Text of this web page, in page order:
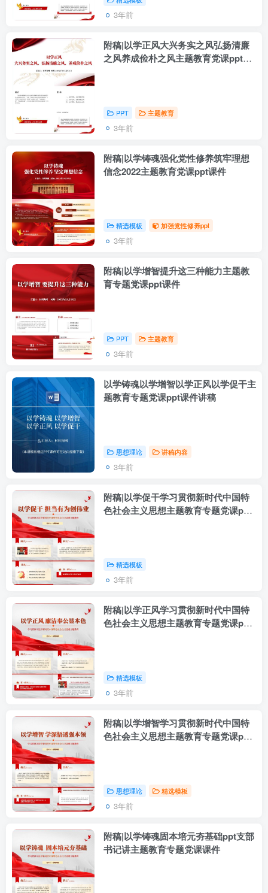
3年前
附稿|以学正风大兴务实之风弘扬清廉
之风养成俭朴之风主题教育党课ppt课
PPT 主题教育
3年前
附稿|以学铸魂强化党性修养筑牢理想
信念2022主题教育党课ppt课件
精选模板 加强党性修养ppt
3年前
附稿|以学增智提升这三种能力主题教
育专题党课ppt课件
PPT 主题教育
3年前
以学铸魂以学增智以学正风以学促干主
题教育专题党课ppt课件讲稿
思想理论 讲稿内容
3年前
附稿|以学促干学习贯彻新时代中国特
色社会主义思想主题教育专题党课ppt
精选模板
3年前
附稿|以学正风学习贯彻新时代中国特
色社会主义思想主题教育专题党课ppt
精选模板
3年前
附稿|以学增智学习贯彻新时代中国特
色社会主义思想主题教育专题党课ppt
思想理论 精选模板
3年前
附稿|以学铸魂固本培元夯基础ppt支部
书记讲主题教育专题党课课件